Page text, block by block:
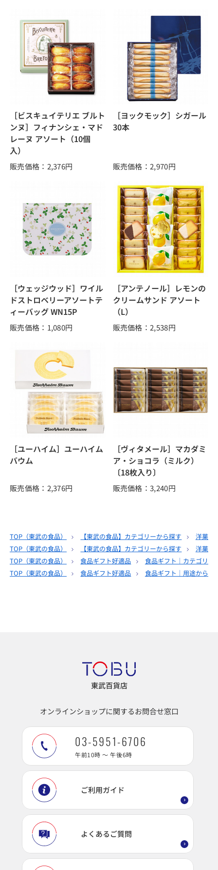
［ビスキュイテリエ ブルト
ンヌ］フィナンシェ・マド
レーヌ アソート（10個
入）
販売価格：2,376円
［ヨックモック］シガール
30本
販売価格：2,970円
［ウェッジウッド］ワイル
ドストロベリーアソートテ
ィーバッグ WN15P
販売価格：1,080円
［アンテノール］レモンの
クリームサンド アソート
（L）
販売価格：2,538円
［ユーハイム］ユーハイム
バウム
販売価格：2,376円
［ヴィタメール］マカダミ
ア・ショコラ（ミルク）
〔18枚入り〕
販売価格：3,240円
TOP（東武の食品） 【東武の食品】カテゴリーから探す
洋菓子
TOP（東武の食品） 【東武の食品】カテゴリーから探す
洋菓子
TOP（東武の食品） 食品ギフト好適品
食品ギフト｜カテゴリー
TOP（東武の食品） 食品ギフト好適品 食品ギフト｜用途から選
東武百貨店
オンラインショップに関するお問合せ窓口
03-5951-6706
午前10時 ～ 午後6時
ご利用ガイド
よくあるご質問